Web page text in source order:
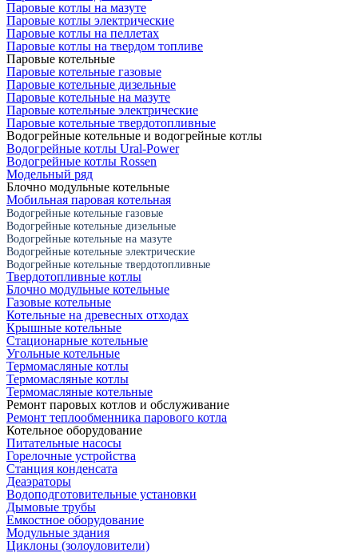
Паровые котлы на мазуте
Паровые котлы электрические
Паровые котлы на пеллетах
Паровые котлы на твердом топливе
Паровые котельные
Паровые котельные газовые
Паровые котельные дизельные
Паровые котельные на мазуте
Паровые котельные электрические
Паровые котельные твердотопливные
Водогрейные котельные и водогрейные котлы
Водогрейные котлы Ural-Power
Водогрейные котлы Rossen
Модельный ряд
Блочно модульные котельные
Мобильная паровая котельная
Водогрейные котельные газовые
Водогрейные котельные дизельные
Водогрейные котельные на мазуте
Водогрейные котельные электрические
Водогрейные котельные твердотопливные
Твердотопливные котлы
Блочно модульные котельные
Газовые котельные
Котельные на древесных отходах
Крышные котельные
Стационарные котельные
Угольные котельные
Термомасляные котлы
Термомасляные котлы
Термомасляные котельные
Ремонт паровых котлов и обслуживание
Ремонт теплообменника парового котла
Котельное оборудование
Питательные насосы
Горелочные устройства
Станция конденсата
Деаэраторы
Водоподготовительные установки
Дымовые трубы
Емкостное оборудование
Mодульные здания
Циклоны (золоуловители)